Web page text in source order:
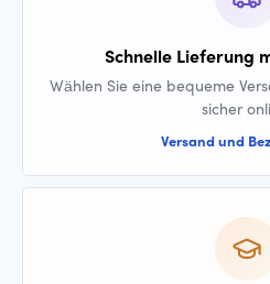
Schnelle Lieferung
Wählen Sie eine bequeme
sicher
Versand und